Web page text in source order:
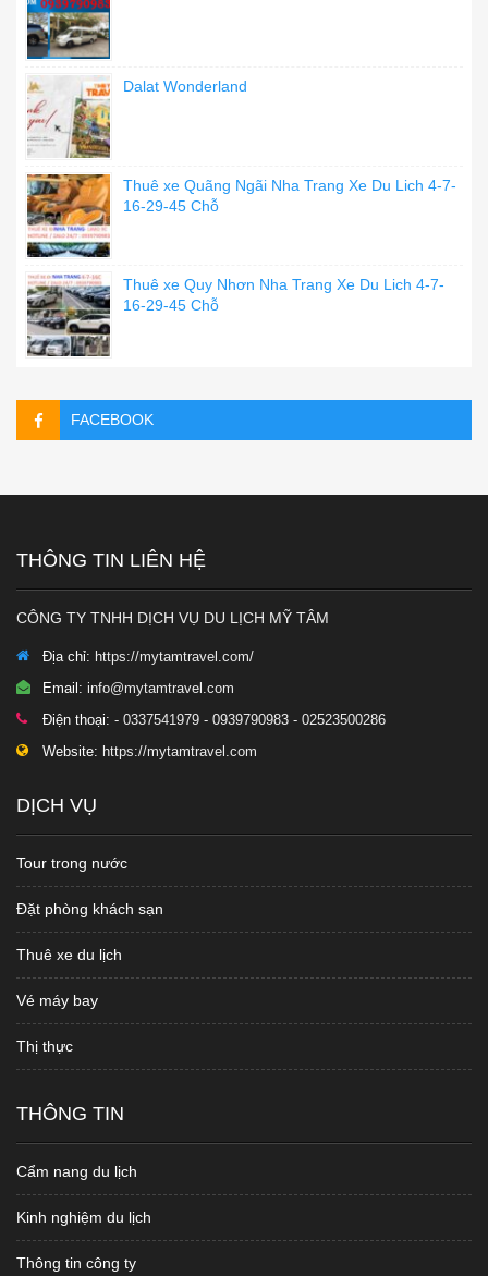
Dalat Wonderland
Thuê xe Quãng Ngãi Nha Trang Xe Du Lich 4-7-
16-29-45 Chỗ
Thuê xe Quy Nhơn Nha Trang Xe Du Lich 4-7-
16-29-45 Chỗ
FACEBOOK
THÔNG TIN LIÊN HỆ
CÔNG TY TNHH DỊCH VỤ DU LỊCH MỸ TÂM
Địa chỉ: https://mytamtravel.com/
Email: info@mytamtravel.com
Điện thoại: - 0337541979 - 0939790983 - 02523500286
Website: https://mytamtravel.com
DỊCH VỤ
Tour trong nước
Đặt phòng khách sạn
Thuê xe du lịch
Vé máy bay
Thị thực
THÔNG TIN
Cẩm nang du lịch
Kinh nghiệm du lịch
Thông tin công ty